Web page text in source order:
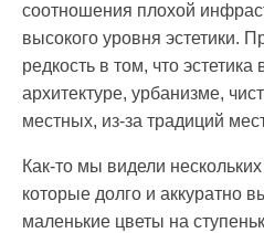
соотношения плохой
высокого уровня эстетики.
редкость в том, что
архитектуре, урбанизме,
местных, из-за традиций
Как-то мы видели
которые долго и аккуратно
маленькие цветы на